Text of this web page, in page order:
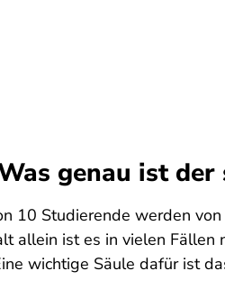
genau ist
10 Studierende werden
allein ist es in vielen Fällen
wichtige Säule dafür ist